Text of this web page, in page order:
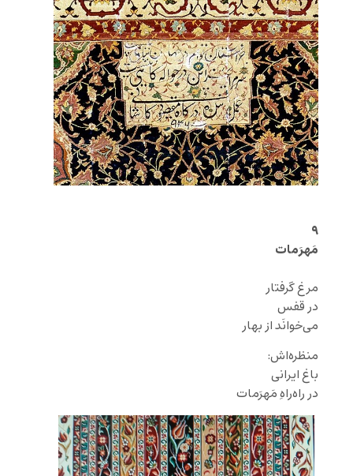
۹
مَهرَمات
مرغ گرفتار
در قفس
می‌خوانَد از بهار
منظره‌اش:
باغ ایرانی
در راه‌راهِمَهرَمات